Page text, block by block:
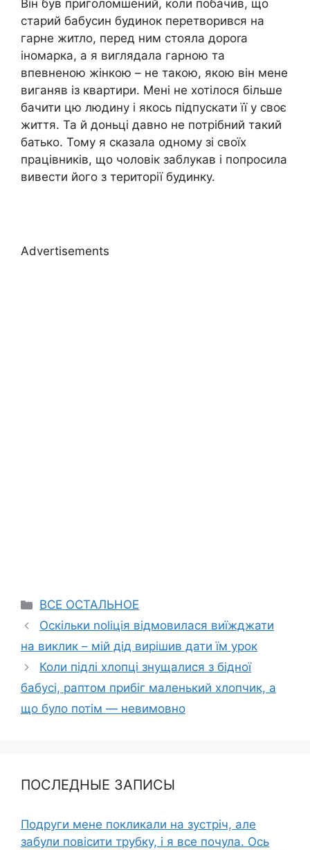
Він був приголомшений, коли побачив, що
старий бабусин будинок перетворився на
гарне житло, перед ним стояла дороrа
іномарка, а я виглядала гарною та
впевненою жінкою – не такою, якою він мене
виганяв із квартири. Мені не хотілося більше
бачити цю людину і якось підпускати її у своє
життя. Та й доньці давно не потрібний такий
батько. Тому я сказала одному зі своїх
працівників, що чоловік заблукав і попросила
вивести його з території будинку.
Advertisements
Categories
ВСЕ ОСТАЛЬНОЕ
Оскільки nоlіція відмовилася виїжджати
на виклик – мій дід вирішив дати їм урок
Коли підлі хлопці знущалися з бідної
бабусі, раптом прибіг маленький хлопчик, а
що було потім — невимовно
ПОСЛЕДНЫЕ ЗАПИСЫ
Подруги мене покликали на зустріч, але
забули повісити трубку, і я все почула. Ось